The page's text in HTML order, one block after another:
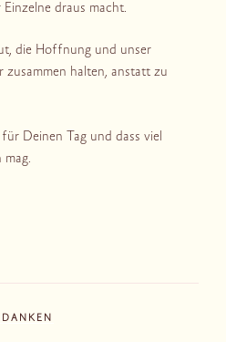
draus macht.
die Hoffnung und unser
zusammen halten, anstatt zu
Deinen Tag und dass viel
mag.